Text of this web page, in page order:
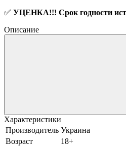
✅ УЦЕНКА!!! Срок годности
Описание
Характеристики
Производитель Украина
Возраст
18+